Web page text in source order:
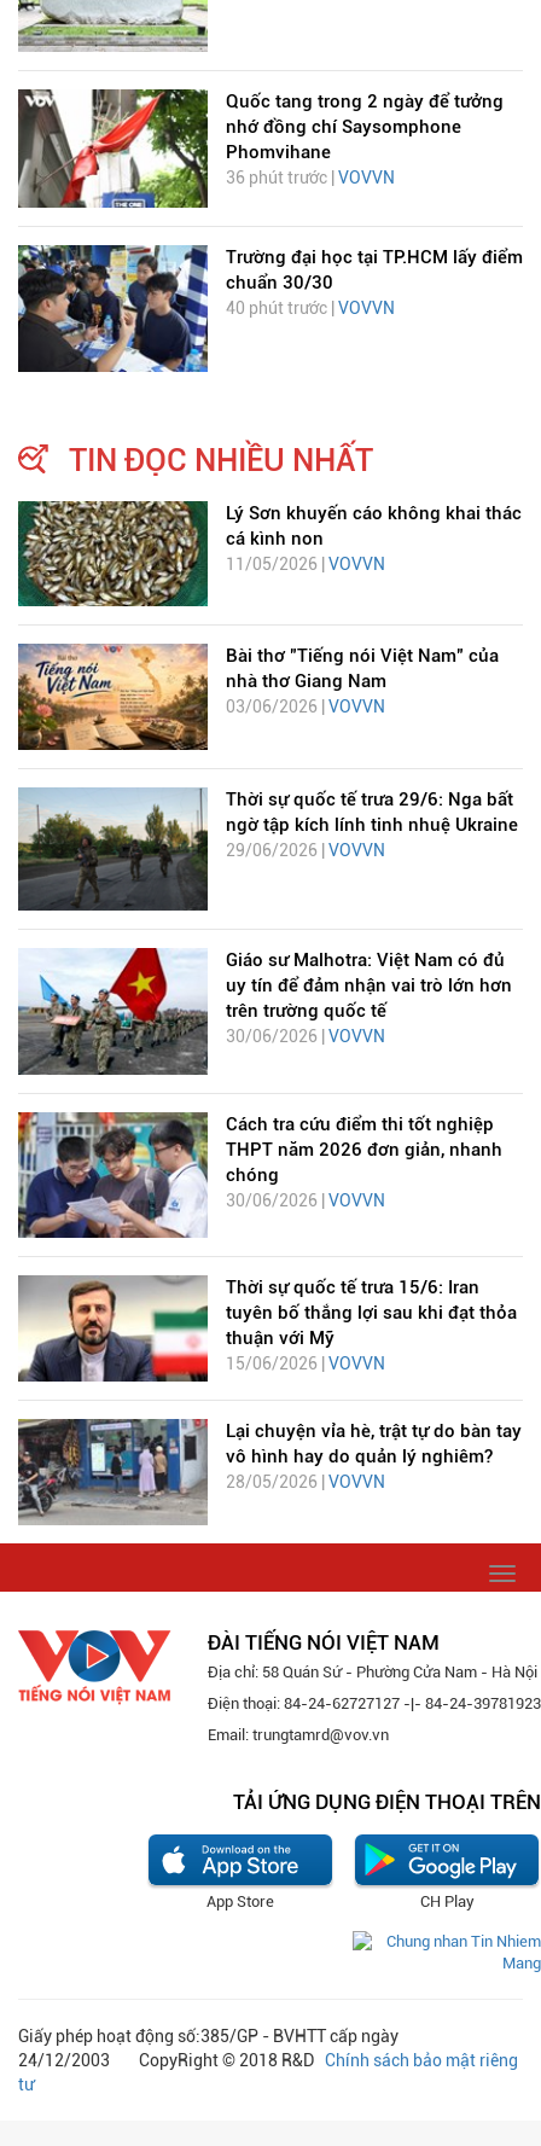
Quốc tang trong 2 ngày để tưởng
nhớ đồng chí Saysomphone
Phomvihane
36 phút trước | VOVVN
Trường đại học tại TP.HCM lấy điểm
chuẩn 30/30
40 phút trước | VOVVN
TIN ĐỌC NHIỀU NHẤT
Lý Sơn khuyến cáo không khai thác
cá kình non
11/05/2026 | VOVVN
Bài thơ "Tiếng nói Việt Nam" của
nhà thơ Giang Nam
03/06/2026 | VOVVN
Thời sự quốc tế trưa 29/6: Nga bất
ngờ tập kích lính tinh nhuệ Ukraine
29/06/2026 | VOVVN
Giáo sư Malhotra: Việt Nam có đủ
uy tín để đảm nhận vai trò lớn hơn
trên trường quốc tế
30/06/2026 | VOVVN
Cách tra cứu điểm thi tốt nghiệp
THPT năm 2026 đơn giản, nhanh
chóng
30/06/2026 | VOVVN
Thời sự quốc tế trưa 15/6: Iran
tuyên bố thắng lợi sau khi đạt thỏa
thuận với Mỹ
15/06/2026 | VOVVN
Lại chuyện vỉa hè, trật tự do bàn tay
vô hình hay do quản lý nghiêm?
28/05/2026 | VOVVN
ĐÀI TIẾNG NÓI VIỆT NAM
Địa chỉ: 58 Quán Sứ - Phường Cửa Nam - Hà Nội
Điện thoại: 84-24-62727127 -|- 84-24-39781923
Email: trungtamrd@vov.vn
TẢI ỨNG DỤNG ĐIỆN THOẠI TRÊN
CH Play
App Store
Giấy phép hoạt động số:385/GP - BVHTT cấp ngày
24/12/2003 CopyRight © 2018 R&D Chính sách bảo mật riêng
tư